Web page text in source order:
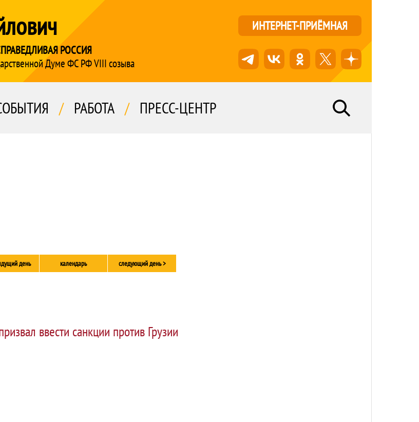
РОССИЯ
Думе ФС РФ VIII созыва
ИНТЕРНЕТ-ПРИЁМНАЯ
/ РАБОТА / ПРЕСС-ЦЕНТР
день календарь следующий день >
ввести санкции против Грузии